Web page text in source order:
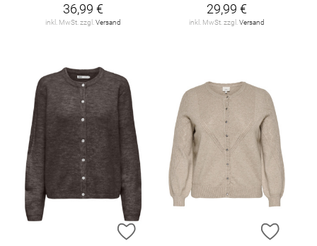
36,99 €
inkl. MwSt. zzgl. Versand
29,99 €
inkl. MwSt. zzgl. Versand
ZUR WUNSCHLISTE HINZUFÜGEN
ZUR